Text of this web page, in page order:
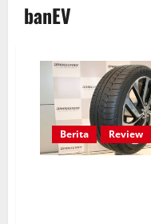
banEV
Berita Review